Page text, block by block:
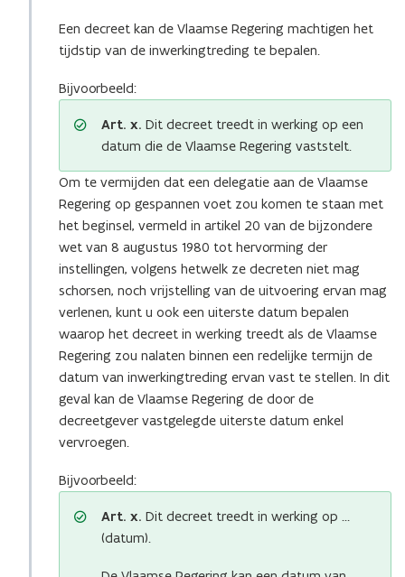
Een decreet kan de Vlaamse Regering machtigen het
tijdstip van de inwerkingtreding te bepalen.
Bijvoorbeeld:
Art. x. Dit decreet treedt in werking op een
datum die de Vlaamse Regering vaststelt.
Om te vermijden dat een delegatie aan de Vlaamse
Regering op gespannen voet zou komen te staan met
het beginsel, vermeld in artikel 20 van de bijzondere
wet van 8 augustus 1980 tot hervorming der
instellingen, volgens hetwelk ze decreten niet mag
schorsen, noch vrijstelling van de uitvoering ervan mag
verlenen, kunt u ook een uiterste datum bepalen
waarop het decreet in werking treedt als de Vlaamse
Regering zou nalaten binnen een redelijke termijn de
datum van inwerkingtreding ervan vast te stellen. In dit
geval kan de Vlaamse Regering de door de
decreetgever vastgelegde uiterste datum enkel
vervroegen.
Bijvoorbeeld:
Art. x. Dit decreet treedt in werking op …
(datum).